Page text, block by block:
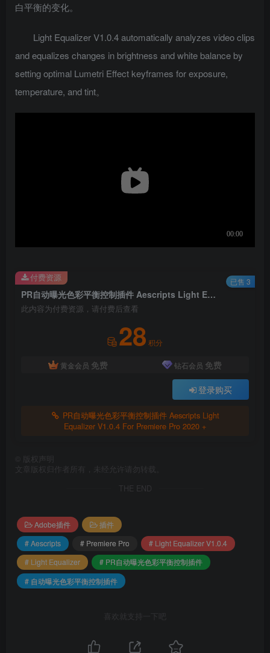
白平衡的变化。
Light Equalizer V1.0.4 automatically analyzes video clips
and equalizes changes in brightness and white balance by
setting optimal Lumetri Effect keyframes for exposure,
temperature, and tint。
PR自动曝光色彩平衡控制插件 Aescripts Light Equalizer V1.0.4 For Premiere Pro 2020 +
此内容为付费资源，请付费后查看
28 积分
黄金会员 免费 钻石会员 免费
登录购买
PR自动曝光色彩平衡控制插件 Aescripts Light
Equalizer V1.0.4 For Premiere Pro 2020 +
付费资源 已售 3
版权声明
文章版权归作者所有，未经允许请勿转载。
THE END
Adobe插件
插件
# Aescripts
# Premiere Pro
# Light Equalizer V1.0.4
# Light Equalizer
# PR自动曝光色彩平衡控制插件
# 自动曝光色彩平衡控制插件
喜欢就支持一下吧